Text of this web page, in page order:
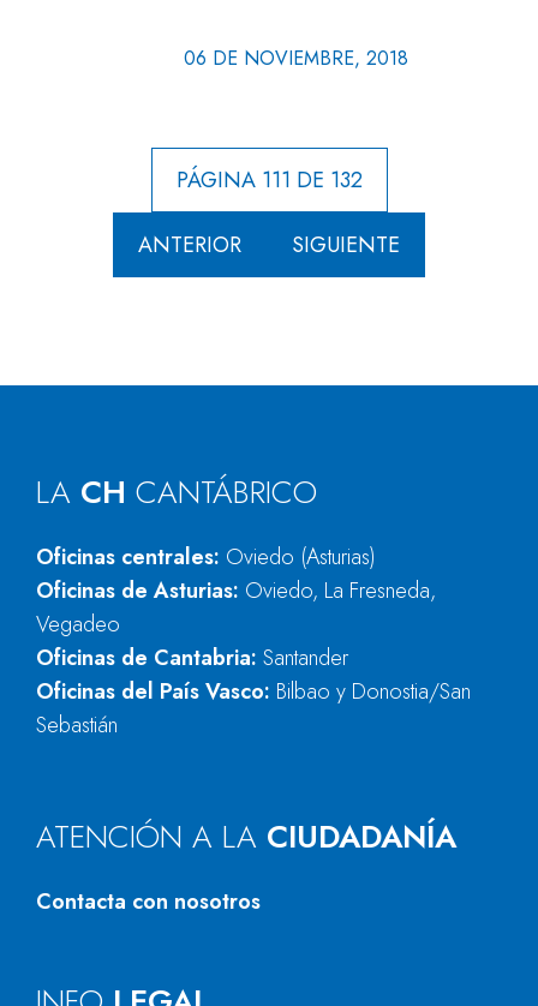
06 DE NOVIEMBRE, 2018
PÁGINA 111 DE 132
ANTERIOR SIGUIENTE
LA CH CANTÁBRICO
Oficinas centrales: Oviedo (Asturias)
Oficinas de Asturias: Oviedo, La Fresneda,
Vegadeo
Oficinas de Cantabria: Santander
Oficinas del País Vasco: Bilbao y Donostia/San
Sebastián
ATENCIÓN A LA CIUDADANÍA
Contacta con nosotros